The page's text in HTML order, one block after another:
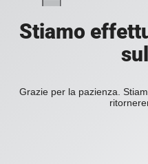
Stiamo
Grazie per la pazienza.